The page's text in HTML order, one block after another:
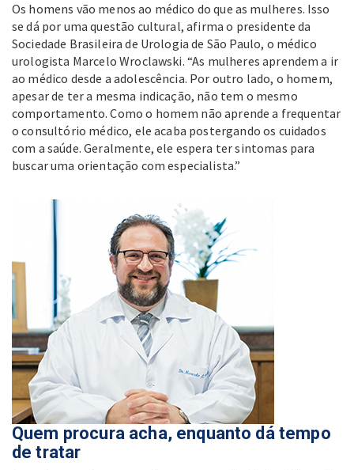
Os homens vão menos ao médico do que as mulheres. Isso
se dá por uma questão cultural, afirma o presidente da
Sociedade Brasileira de Urologia de São Paulo, o médico
urologista Marcelo Wroclawski. “As mulheres aprendem a ir
ao médico desde a adolescência. Por outro lado, o homem,
apesar de ter a mesma indicação, não tem o mesmo
comportamento. Como o homem não aprende a frequentar
o consultório médico, ele acaba postergando os cuidados
com a saúde. Geralmente, ele espera ter sintomas para
buscar uma orientação com especialista.”
Quem procura acha, enquanto dá tempo
de tratar